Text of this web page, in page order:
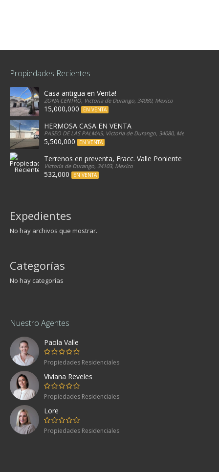
Propiedades Recientes
Casa antigua en Venta!
ZONA CENTRO, Victoria de Durango, 34080, Mexico
15,000,000 EN VENTA
HERMOSA CASA EN VENTA
PASEO DE LAS PALMAS, Victoria de Durango, 34080, Mexico
5,500,000 EN VENTA
Terrenos en preventa, Fracc. Valle Poniente
Victoria de Durango, 34103, Mexico
532,000 EN VENTA
Expedientes
No hay archivos que mostrar.
Categorías
No hay categorías
Nuestro Agentes
Paola Valle
Propiedades Residenciales
Viviana Reveles
Propiedades Residenciales
Lore
Propiedades Residenciales